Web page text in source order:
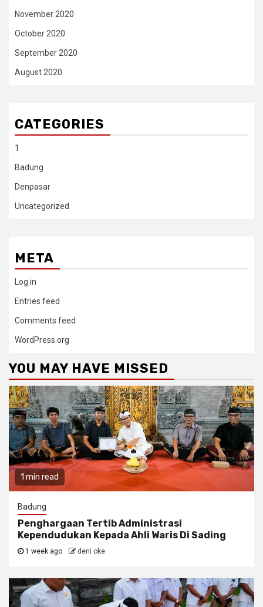
November 2020
October 2020
September 2020
August 2020
CATEGORIES
1
Badung
Denpasar
Uncategorized
META
Log in
Entries feed
Comments feed
WordPress.org
YOU MAY HAVE MISSED
1 min read
Badung
Penghargaan Tertib Administrasi
Kependudukan Kepada Ahli Waris Di Sading
1 week ago deni oke